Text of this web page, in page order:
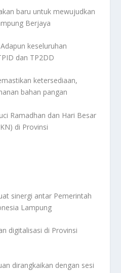
baru untuk mewujudkan
Berjaya
keseluruhan
dan TP2DD
ketersediaan,
bahan pangan
Ramadhan dan Hari Besar
di Provinsi
sinergi antar Pemerintah
Lampung
digitalisasi di Provinsi
dirangkaikan dengan sesi